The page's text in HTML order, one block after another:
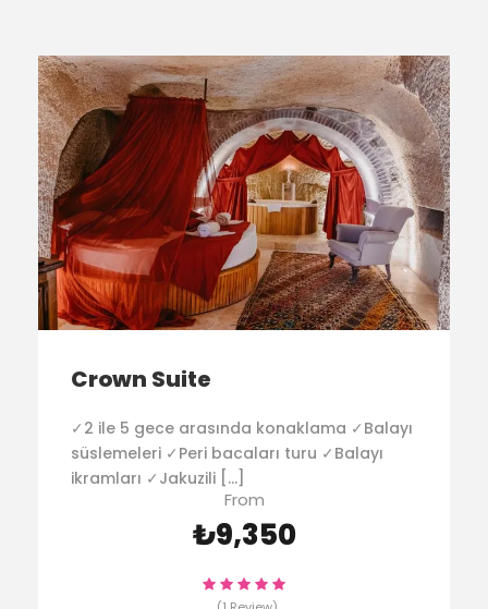
Crown Suite
✓2 ile 5 gece arasında konaklama ✓Balayı
süslemeleri ✓Peri bacaları turu ✓Balayı
ikramları ✓Jakuzili […]
From
₺9,350